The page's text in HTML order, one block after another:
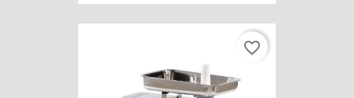
favorite_border